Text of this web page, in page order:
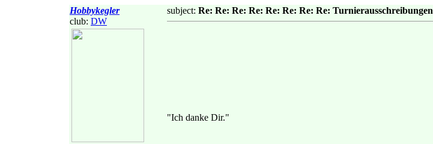
Hobbykegler
club: DW
subject: Re: Re: Re: Re: Re: Re: Re: Re: Turnierausschreibungen
"Ich danke Dir."